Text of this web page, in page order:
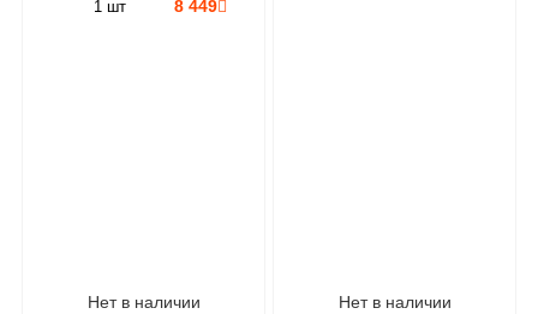
1 шт 8 449
Нет в наличии Нет в наличии